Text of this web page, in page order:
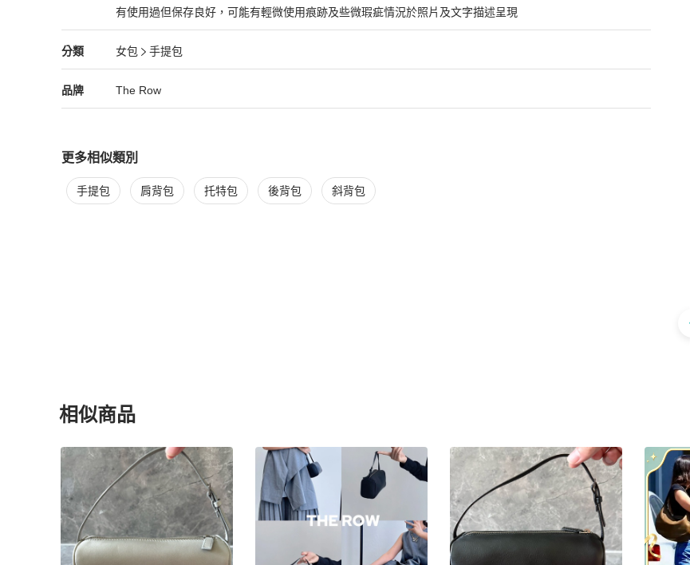
有使用過但保存良好，可能有輕微使用痕跡及些微瑕疵情況於照片及文字描述呈現
狀況良好
分類
The Row 女包分類資訊
女包
手提包
女包/手提包推薦
品牌
The Row 精品女包品牌介紹
The Row
The Row 推薦清單
更多相似類別
更多The Row 女包相似商品推薦
手提包 肩背包 托特包 後背包 斜背包
相似商品
更多相似The Row女包推薦精品